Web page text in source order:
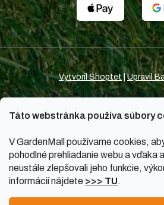
Táto webstránka používa súbory
V GardenMall používame cookies,
pohodlné prehliadanie webu a vďaka
neustále zlepšovali jeho funkcie,
informácií nájdete >>> TU.
Vytvoril Shoptet Upravil
Copyright 2026 GardenMall.sk.